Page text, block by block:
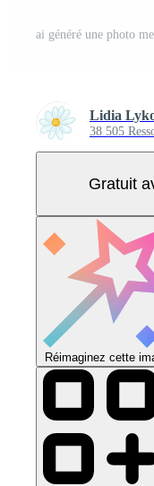
Lidia
38 505
Gratuit
Réimaginez cette